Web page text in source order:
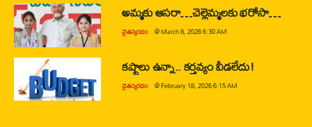
అమ్మకు ఆసరా…చెల్లెమ్మలకు భరోసా…
చైతన్యరధం @March 8, 2026 6:30 AM
కష్టాలు ఉన్నా.. కర్తవ్యం వీడలేదు!
చైతన్యరధం @February 18, 2026 6:15 AM